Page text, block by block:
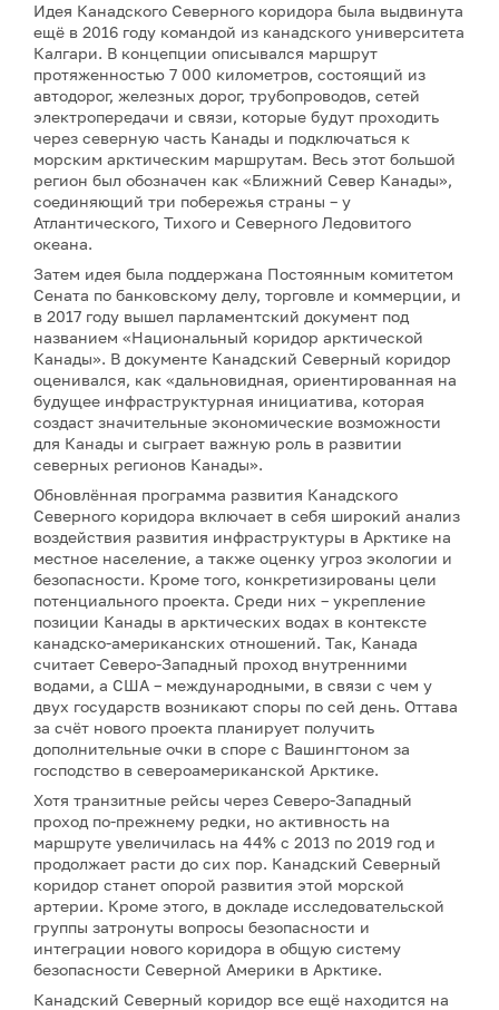
Идея Канадского Северного коридора была выдвинута
ещё в 2016 году командой из канадского университета
Калгари. В концепции описывался маршрут
протяженностью 7 000 километров, состоящий из
автодорог, железных дорог, трубопроводов, сетей
электропередачи и связи, которые будут проходить
через северную часть Канады и подключаться к
морским арктическим маршрутам. Весь этот большой
регион был обозначен как «Ближний Север Канады»,
соединяющий три побережья страны – у
Атлантического, Тихого и Северного Ледовитого
океана.
Затем идея была поддержана Постоянным комитетом
Сената по банковскому делу, торговле и коммерции, и
в 2017 году вышел парламентский документ под
названием «Национальный коридор арктической
Канады». В документе Канадский Северный коридор
оценивался, как «дальновидная, ориентированная на
будущее инфраструктурная инициатива, которая
создаст значительные экономические возможности
для Канады и сыграет важную роль в развитии
северных регионов Канады».
Обновлённая программа развития Канадского
Северного коридора включает в себя широкий анализ
воздействия развития инфраструктуры в Арктике на
местное население, а также оценку угроз экологии и
безопасности. Кроме того, конкретизированы цели
потенциального проекта. Среди них – укрепление
позиции Канады в арктических водах в контексте
канадско-американских отношений. Так, Канада
считает Северо-Западный проход внутренними
водами, а США – международными, в связи с чем у
двух государств возникают споры по сей день. Оттава
за счёт нового проекта планирует получить
дополнительные очки в споре с Вашингтоном за
господство в североамериканской Арктике.
Хотя транзитные рейсы через Северо-Западный
проход по-прежнему редки, но активность на
маршруте увеличилась на 44% с 2013 по 2019 год и
продолжает расти до сих пор. Канадский Северный
коридор станет опорой развития этой морской
артерии. Кроме этого, в докладе исследовательской
группы затронуты вопросы безопасности и
интеграции нового коридора в общую систему
безопасности Северной Америки в Арктике.
Канадский Северный коридор все ещё находится на